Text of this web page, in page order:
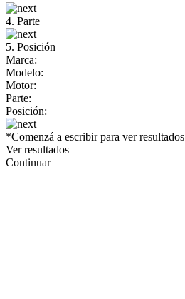
4. Parte
5. Posición
Marca:
Modelo:
Motor:
Parte:
Posición:
*Comenzá a escribir para ver resultados
Ver resultados
Continuar